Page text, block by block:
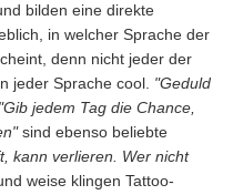
bilden eine direkte
in welcher Sprache der
denn nicht jeder der
jeder Sprache cool. "Geduld
"Gib jedem Tag die Chance,
sind ebenso beliebte
kann verlieren. Wer nicht
weise klingen Tattoo-